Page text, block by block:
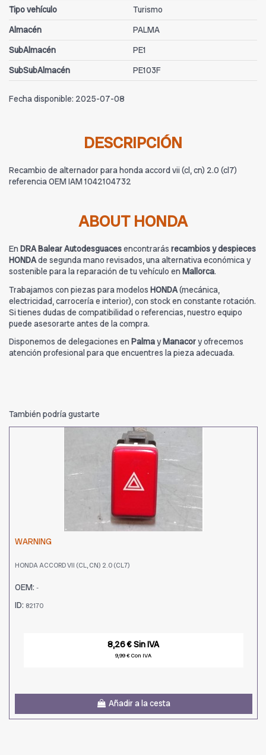
Tipo vehículo
Turismo
Almacén
PALMA
SubAlmacén
PE1
SubSubAlmacén
PE103F
Fecha disponible: 2025-07-08
DESCRIPCIÓN
Recambio de alternador para honda accord vii (cl, cn) 2.0 (cl7)
referencia OEM IAM 1042104732
ABOUT HONDA
En DRA Balear Autodesguacesencontrarás recambios y despieces
HONDAde segunda mano revisados, una alternativa económica y
sostenible para la reparación de tu vehículo en Mallorca.
Trabajamos con piezas para modelos HONDA(mecánica,
electricidad, carrocería e interior), con stock en constante rotación.
Si tienes dudas de compatibilidad o referencias, nuestro equipo
puede asesorarte antes de la compra.
Disponemos de delegaciones en PalmayManacory ofrecemos
atención profesional para que encuentres la pieza adecuada.
También podría gustarte
WARNING
HONDA ACCORD VII (CL, CN) 2.0 (CL7)
OEM: -
ID: 82170
8,26 € Sin IVA
9,99 € Con IVA
Añadir a la cesta